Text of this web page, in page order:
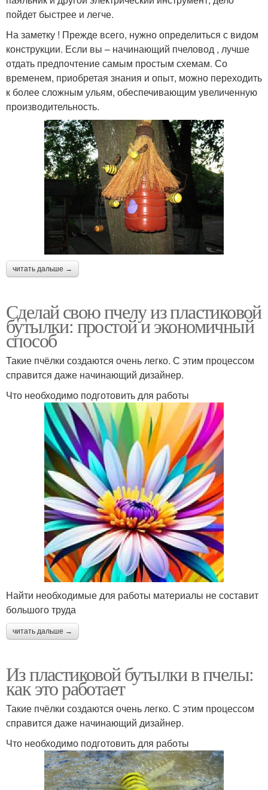
пойдет быстрее и легче.
На заметку ! Прежде всего, нужно определиться с видом
конструкции. Если вы – начинающий пчеловод , лучше
отдать предпочтение самым простым схемам. Со
временем, приобретая знания и опыт, можно переходить
к более сложным ульям, обеспечивающим увеличенную
производительность.
читать дальше →
Сделай свою пчелу из пластиковой
бутылки: простой и экономичный
способ
Такие пчёлки создаются очень легко. С этим процессом
справится даже начинающий дизайнер.
Что необходимо подготовить для работы
Найти необходимые для работы материалы не составит
большого труда
читать дальше →
Из пластиковой бутылки в пчелы:
как это работает
Такие пчёлки создаются очень легко. С этим процессом
справится даже начинающий дизайнер.
Что необходимо подготовить для работы